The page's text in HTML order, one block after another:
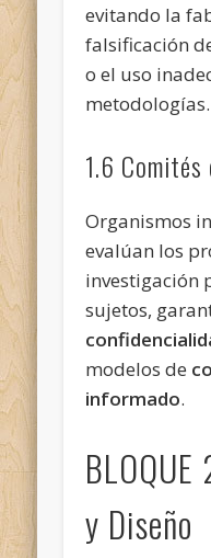
evitando la
falsificación
o el uso
metodologías.
1.6
Organismos
evalúan los
investigación
sujetos,
modelos de
informado.
y Diseño